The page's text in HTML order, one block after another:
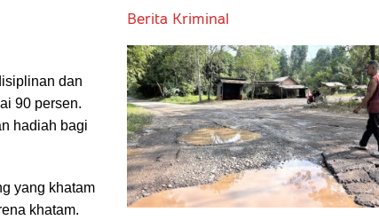
dan
90 persen.
hadiah bagi
yang khatam
khatam.
Berita Kriminal